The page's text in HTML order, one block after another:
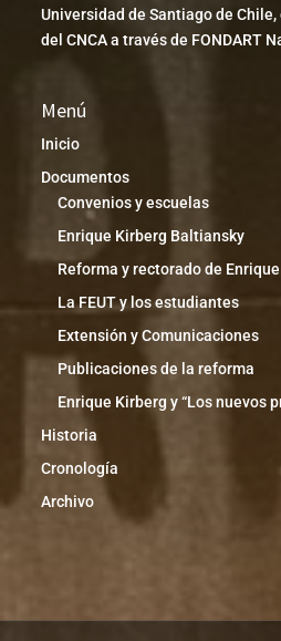
Universidad de Santiago de
del CNCA a través de FONDART
Menú
Inicio
Documentos
Convenios y escuelas
Enrique Kirberg Baltiansky
Reforma y rectorado de
La FEUT y los estudiantes
Extensión y Comunicaciones
Publicaciones de la reforma
Enrique Kirberg y “Los nuevos
Historia
Cronología
Archivo